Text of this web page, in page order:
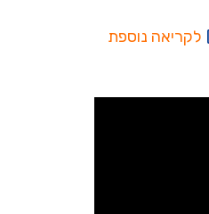
לקריאה נוספת